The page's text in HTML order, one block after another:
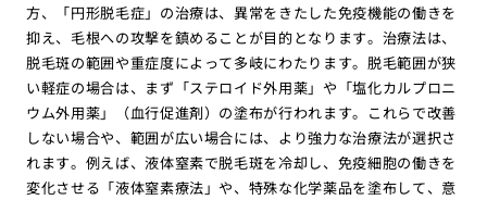
方、「円形脱毛症」の治療は、異常をきたした免疫機能の働きを
抑え、毛根への攻撃を鎮めることが目的となります。治療法は、
脱毛斑の範囲や重症度によって多岐にわたります。脱毛範囲が狭
い軽症の場合は、まず「ステロイド外用薬」や「塩化カルプロニ
ウム外用薬」（血行促進剤）の塗布が行われます。これらで改善
しない場合や、範囲が広い場合には、より強力な治療法が選択さ
れます。例えば、液体窒素で脱毛斑を冷却し、免疫細胞の働きを
変化させる「液体窒素療法」や、特殊な化学薬品を塗布して、意